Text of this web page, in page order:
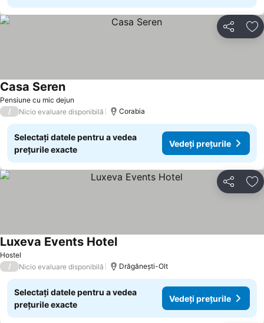
Distribuiți
Pensiune cu mic dejun
Casa Seren
/ Nicio evaluare disponibilă Corabia
Selectați datele pentru a vedea
prețurile exacte
Vedeți prețurile
Distribuiți
Hostel
Luxeva Events Hotel
/ Nicio evaluare disponibilă Drăgăneşti-Olt
Selectați datele pentru a vedea
prețurile exacte
Vedeți prețurile